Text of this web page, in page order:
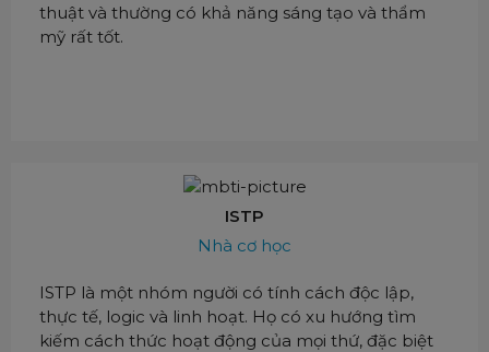
thuật và thường có khả năng sáng tạo và thẩm
mỹ rất tốt.
ISTP
Nhà cơ học
ISTP là một nhóm người có tính cách độc lập,
thực tế, logic và linh hoạt. Họ có xu hướng tìm
kiếm cách thức hoạt động của mọi thứ, đặc biệt